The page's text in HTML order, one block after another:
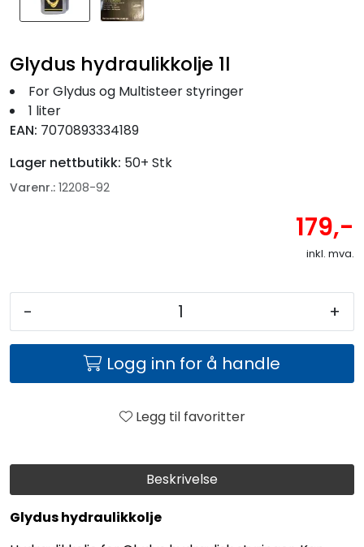
Beskrivelse
Glydus hydraulikkolje
Glydus hydraulikkolje 1l
For Glydus og Multisteer styringer
1 liter
EAN: 7070893334189
Lager nettbutikk: 50+ Stk
Varenr.: 12208-92
179,-
inkl. mva.
- +
Logg inn for å handle
Legg til favoritter